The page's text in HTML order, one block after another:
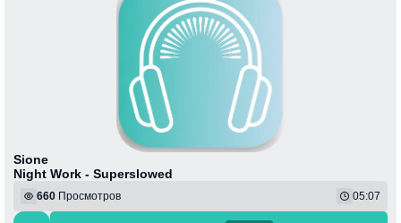
Sione
Night Work - Superslowed
660 Просмотров 05:07